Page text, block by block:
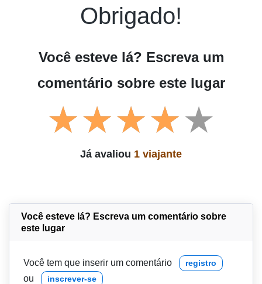
Obrigado!
Você esteve lá? Escreva um
comentário sobre este lugar
Já avaliou 1 viajante
Você esteve lá? Escreva um comentário sobre
este lugar
Você tem que inserir um comentário registro
ou inscrever-se